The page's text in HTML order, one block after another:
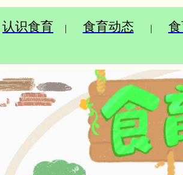
认识食育 | 食育动态 |